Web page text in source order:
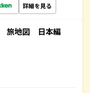
詳細を見る
旅地図 日本編